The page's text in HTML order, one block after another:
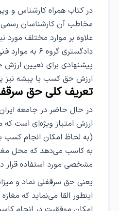
در کتاب همراه کارشناس و
مخاطب آن کارشناسان
علاوه بر موارد مختلف مورد
دادگستری گروه
پیشنهادی برای تعیین
ارزش حق کسب یا پیشه نیز
تعریف کلی حق
در حال حاضر در جامعه
ارزش امتیاز ویژه‌ای است
(به لحاظ امکان انجام کسب
به کاسب می‌دهد که محل
مشخصی مورد استفاده قرار
یعنی حق سرقفلی نماد و
اینطور القا می‌نماید که